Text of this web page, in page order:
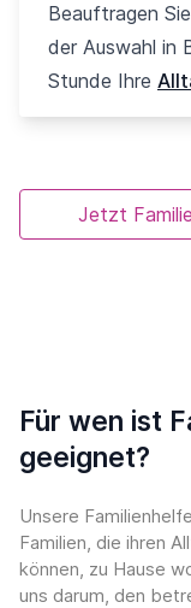
Beauftragen
der Auswahl in
Stunde Ihre
Jetzt
Für wen ist
geeignet?
Unsere
Familien, die ihren
können, zu Hause
uns darum, den